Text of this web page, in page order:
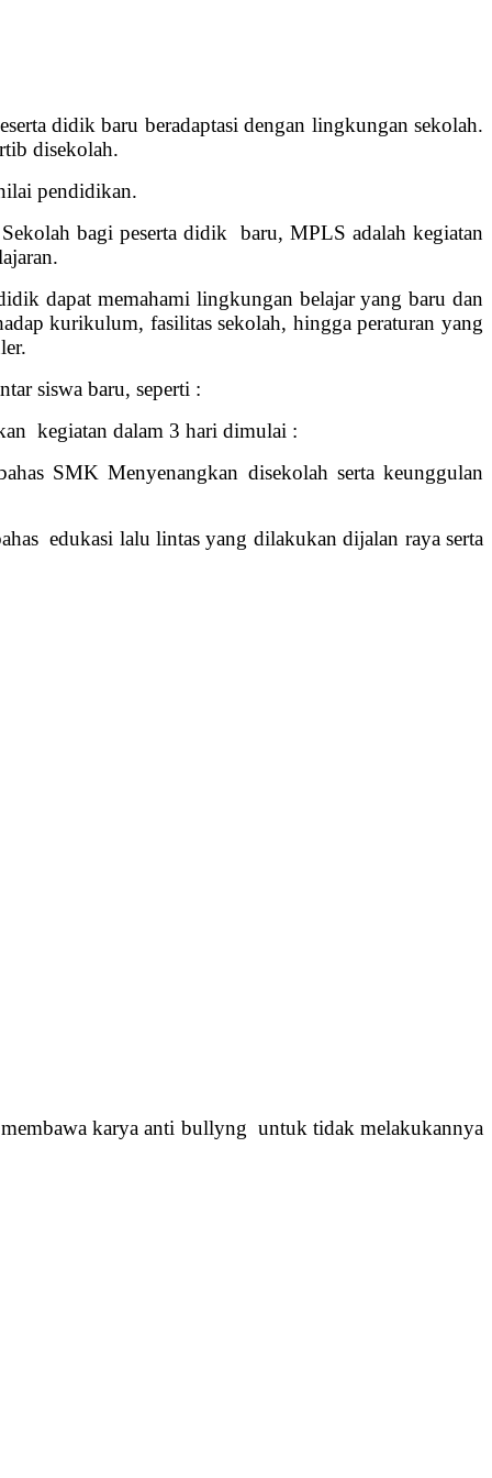
didik baru beradaptasi dengan lingkungan sekolah.
disekolah.
pendidikan.
bagi peserta didik baru, MPLS adalah kegiatan
dapat memahami lingkungan belajar yang baru dan
kurikulum, fasilitas sekolah, hingga peraturan yang
siswa baru, seperti :
kegiatan dalam 3 hari dimulai :
SMK Menyenangkan disekolah serta keunggulan
edukasi lalu lintas yang dilakukan dijalan raya serta
karya anti bullyng untuk tidak melakukannya